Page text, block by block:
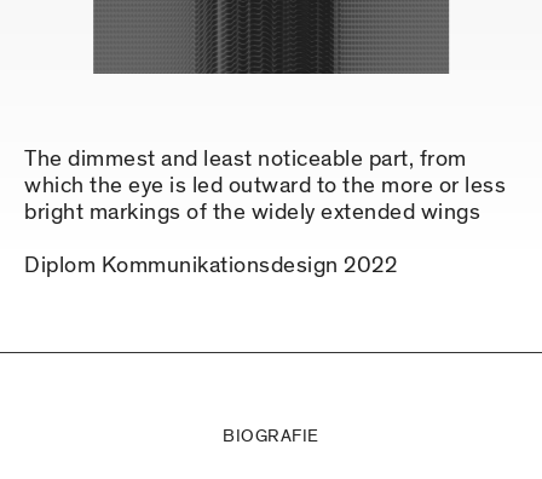
The dimmest and least noticeable part, from
which the eye is led outward to the more or less
bright markings of the widely extended wings
Diplom Kommunikationsdesign 2022
BIOGRAFIE